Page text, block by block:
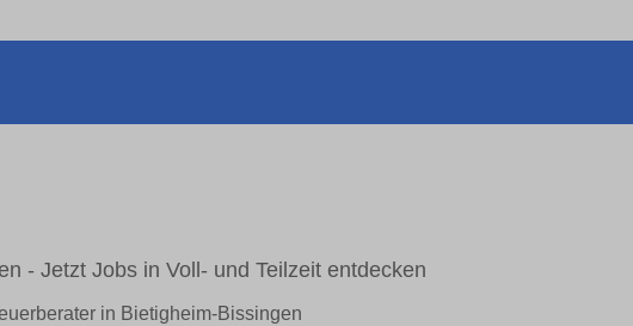
- Jetzt Jobs in Voll- und Teilzeit entdecken
in Bietigheim-Bissingen